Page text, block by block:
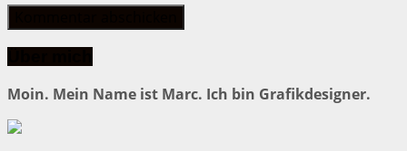
Moin. Mein Name ist Marc. Ich bin Grafikdesigner.